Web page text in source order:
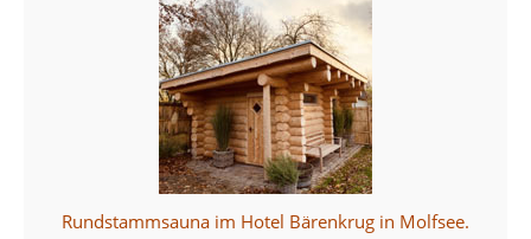
Rundstammsauna im Hotel Bärenkrug in Molfsee.